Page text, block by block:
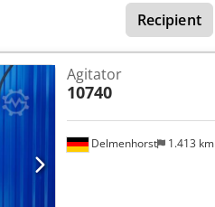
Recipient
Delmenhorst 1.413 km
Agitator
10740